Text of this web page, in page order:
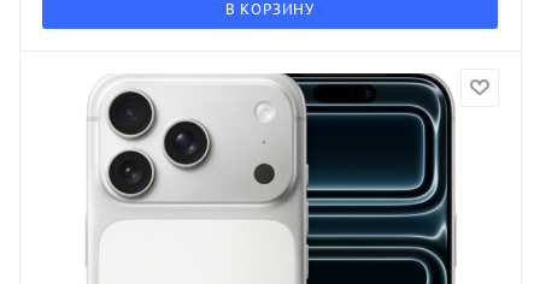
В КОРЗИНУ